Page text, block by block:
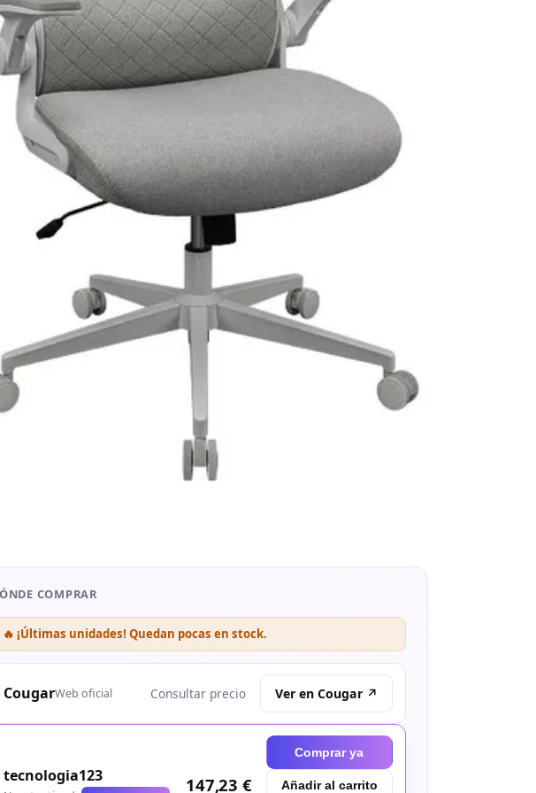
COMPRAR
🔥 ¡Últimas unidades! Quedan pocas en stock.
CougarWeb oficial Consultar precio Ver en Cougar ↗
tecnologia123 147,23 €
Comprar ya
Añadir al carrito